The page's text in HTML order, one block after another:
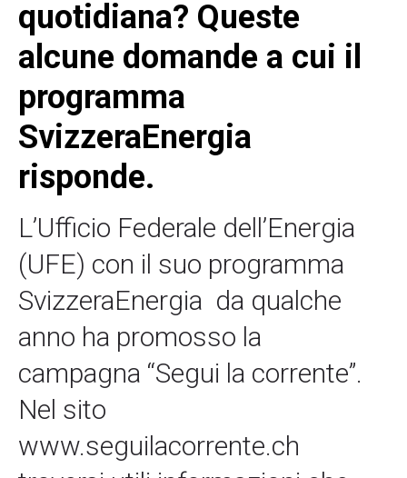
quotidiana? Queste
alcune domande a cui il
programma
SvizzeraEnergia
risponde.
L’Ufficio Federale dell’Energia
(UFE) con il suo programma
SvizzeraEnergia da qualche
anno ha promosso la
campagna “Segui la corrente”.
Nel sito
www.seguilacorrente.ch